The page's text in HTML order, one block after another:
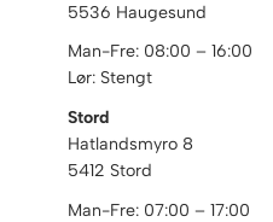
5536 Haugesund
Man-Fre: 08:00 – 16:00
Lør: Stengt
Stord
Hatlandsmyro 8
5412 Stord
Man-Fre: 07:00 – 17:00